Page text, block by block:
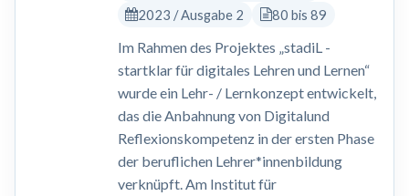
2023 / Ausgabe 2
80 bis 89
Im Rahmen des Projektes „stadiL -
startklar für digitales Lehren und Lernen“
wurde ein Lehr- / Lernkonzept entwickelt,
das die Anbahnung von Digitalund
Reflexionskompetenz in der ersten Phase
der beruflichen Lehrer*innenbildung
verknüpft. Am Institut für